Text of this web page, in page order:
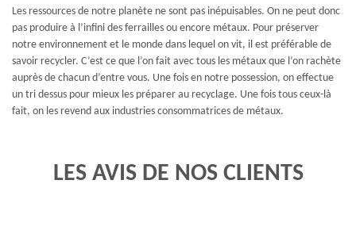
Les ressources de notre planète ne sont pas inépuisables. On ne peut donc
pas produire à l’infini des ferrailles ou encore métaux. Pour préserver
notre environnement et le monde dans lequel on vit, il est préférable de
savoir recycler. C’est ce que l’on fait avec tous les métaux que l’on rachète
auprès de chacun d’entre vous. Une fois en notre possession, on effectue
un tri dessus pour mieux les préparer au recyclage. Une fois tous ceux-là
fait, on les revend aux industries consommatrices de métaux.
LES AVIS DE NOS CLIENTS